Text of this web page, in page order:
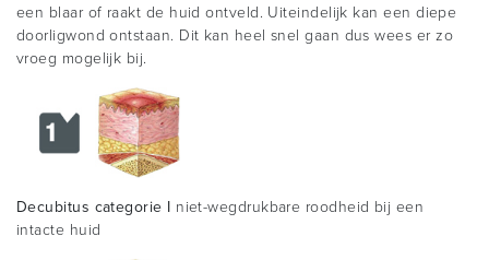
een blaar of raakt de huid ontveld. Uiteindelijk kan een diepe
doorligwond ontstaan. Dit kan heel snel gaan dus wees er zo
vroeg mogelijk bij.
Decubitus categorie I niet-wegdrukbare roodheid bij een
intacte huid